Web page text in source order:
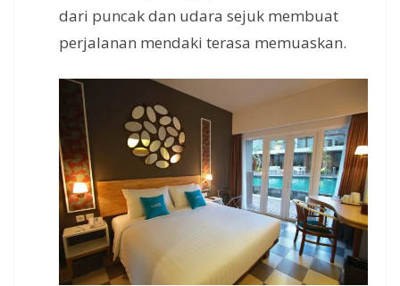
dari puncak dan udara sejuk membuat
perjalanan mendaki terasa memuaskan.